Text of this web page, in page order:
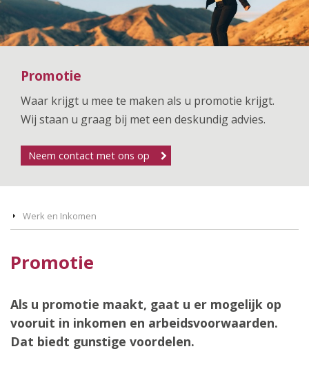
Promotie
Waar krijgt u mee te maken als u promotie krijgt.
Wij staan u graag bij met een deskundig advies.
Neem contact met ons op
Werk en Inkomen
Promotie
Als u promotie maakt, gaat u er mogelijk op
vooruit in inkomen en arbeidsvoorwaarden.
Dat biedt gunstige voordelen.